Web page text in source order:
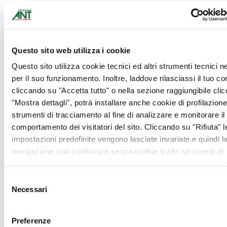
Questo sito web utilizza i cookie
Questo sito utilizza cookie tecnici ed altri strumenti tecnici
per il suo funzionamento. Inoltre, laddove rilasciassi il tuo
cliccando su "Accetta tutto" o nella sezione raggiungibile
"Mostra dettagli", potrà installare anche cookie di
strumenti di tracciamento al fine di analizzare e monitorare il
comportamento dei visitatori del sito. Cliccando su "Rifiuta"
impostazioni predefinite vengono lasciate invariate e quindi
navigazione può continuare senza cookie o altri strumenti di
delNecessari
Preferenze
hanno aderito all’iniziativa.
Nell’immagine di copertina
– Presidente del Consiglio
Renato Pertini,
Componente Commissione
Sviluppo Economico e
Vincenzo Di Gregorio,
Presidente Commissione
Affari Generali, oltre ad
alcuni rappresentanti ANT